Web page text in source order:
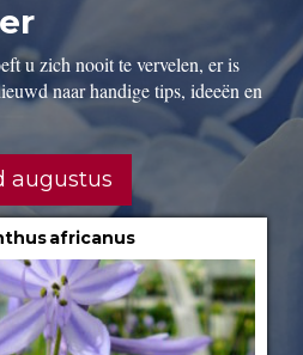
u zich nooit te vervelen, er is
naar handige tips, ideeën en
augustus
africanus